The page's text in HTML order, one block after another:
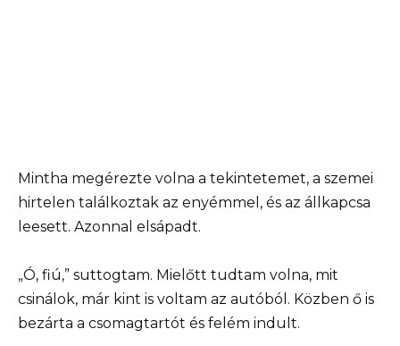
Mintha megérezte volna a tekintetemet, a szemei
hirtelen találkoztak az enyémmel, és az állkapcsa
leesett. Azonnal elsápadt.
„Ó, fiú,” suttogtam. Mielőtt tudtam volna, mit
csinálok, már kint is voltam az autóból. Közben ő is
bezárta a csomagtartót és felém indult.